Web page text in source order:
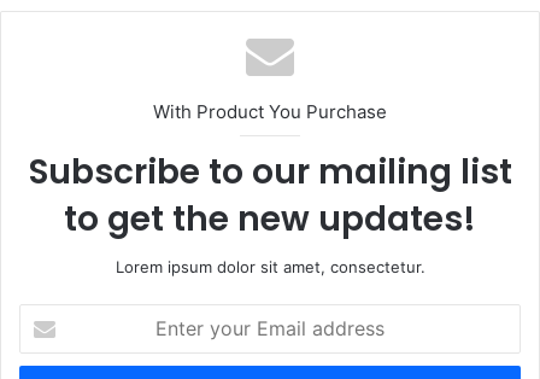
With Product You Purchase
Subscribe to our mailing list
to get the new updates!
Lorem ipsum dolor sit amet, consectetur.
your
Email